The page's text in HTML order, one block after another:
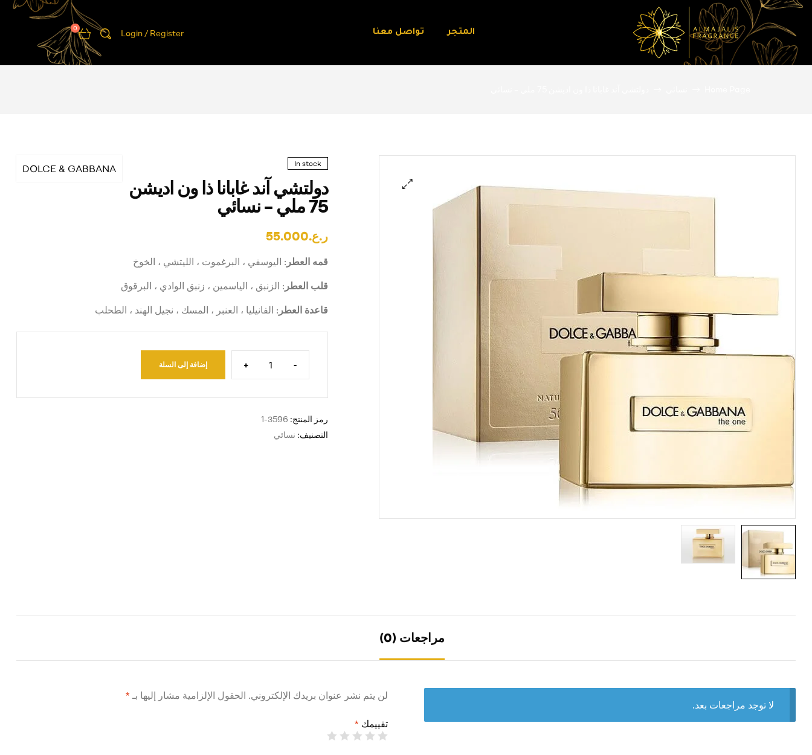
المجالس
المتجر تواصل معنا Login / Register
0
DOLCE & GABBANA In stock
دولتشي آند غابانا ذا ون اديشن
75 ملي – نسائي
ر.ع.55.000
قمه العطر : اليوسفي ، البرغموت ، الليتشي ، الخوخ
قلب العطر : الزنبق ، الياسمين ، زنبق الوادي ، البرقوق
قاعدة العطر : الفانيليا ، العنبر ، المسك ، نجيل الهند ، الطحلب
-
+ إضافة إلى السلة
رمز المنتج: 3596-1
التصنيف: نسائي
مراجعات (0)
لا توجد مراجعات بعد.
لن يتم نشر عنوان بريدك الإلكتروني. الحقول الإلزامية مشار إليها بـ *
تقييمك *